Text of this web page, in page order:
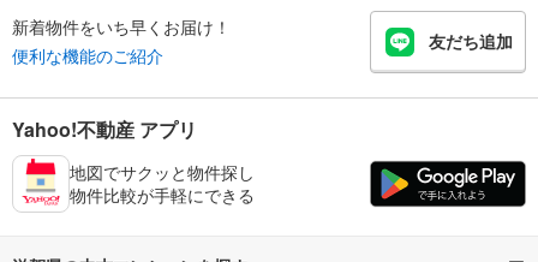
新着物件をいち早くお届け！
便利な機能のご紹介
友だち追加
Yahoo!不動産 アプリ
地図でサクッと物件探し
物件比較が手軽にできる